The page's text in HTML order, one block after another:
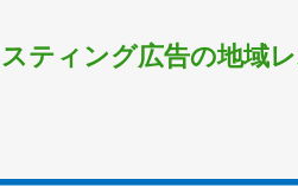
ティング広告の地域